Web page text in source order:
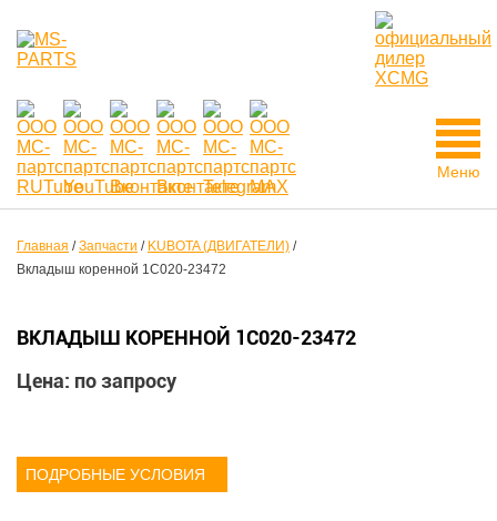
Меню
Главная /Запчасти / KUBOTA (ДВИГАТЕЛИ) /
Вкладыш коренной 1C020-23472
ВКЛАДЫШ КОРЕННОЙ 1C020-23472
Цена: по запросу
ПОДРОБНЫЕ УСЛОВИЯ